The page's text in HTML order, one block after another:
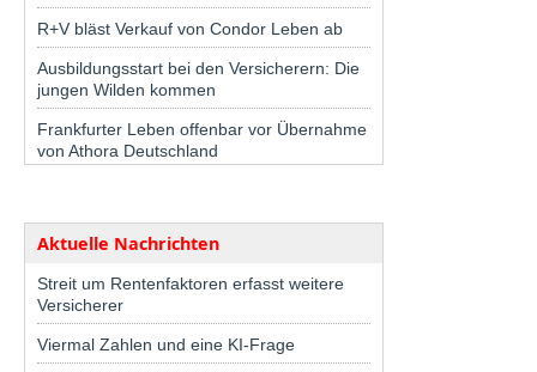
R+V bläst Verkauf von Condor Leben ab
Ausbildungsstart bei den Versicherern: Die
jungen Wilden kommen
Frankfurter Leben offenbar vor Übernahme
von Athora Deutschland
Aktuelle Nachrichten
Streit um Rentenfaktoren erfasst weitere
Versicherer
Viermal Zahlen und eine KI-Frage